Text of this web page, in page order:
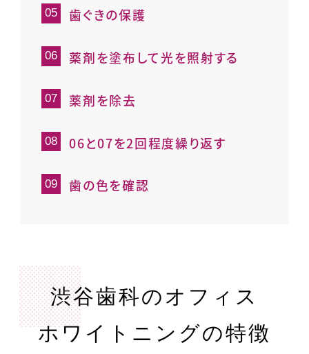
歯ぐきの保護
薬剤を塗布して光を照射する
薬剤を除去
06と07を2回程度繰り返す
歯の色を確認
渋谷歯科のオフィス
ホワイトニングの特徴